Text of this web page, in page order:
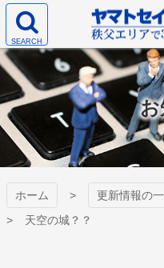
コ
テ
ン
ツ
本
文
へ
ス
お
ホーム 更新情報の
天空の城？？
ヤマ
株
検
エ
リ
ア
を
開
く